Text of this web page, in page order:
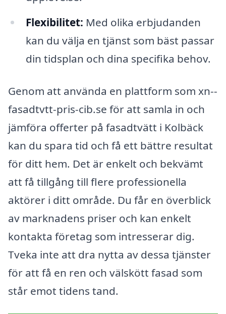
Flexibilitet: Med olika erbjudanden
kan du välja en tjänst som bäst passar
din tidsplan och dina specifika behov.
Genom att använda en plattform som xn--
fasadtvtt-pris-cib.se för att samla in och
jämföra offerter på fasadtvätt i Kolbäck
kan du spara tid och få ett bättre resultat
för ditt hem. Det är enkelt och bekvämt
att få tillgång till flere professionella
aktörer i ditt område. Du får en överblick
av marknadens priser och kan enkelt
kontakta företag som intresserar dig.
Tveka inte att dra nytta av dessa tjänster
för att få en ren och välskött fasad som
står emot tidens tand.